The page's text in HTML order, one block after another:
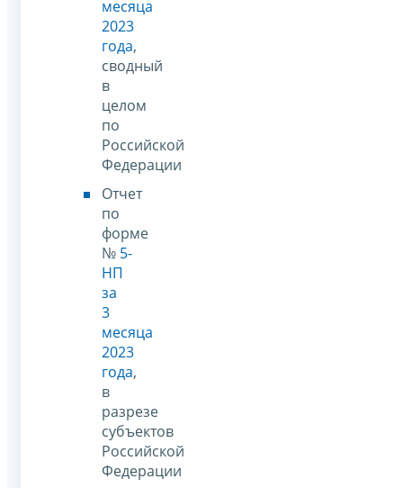
месяца
2023
года,
сводный
в
целом
по
Российской
Федерации
Отчет
по
форме
№ 5-
НП
за
3
месяца
2023
года,
в
разрезе
субъектов
Российской
Федерации